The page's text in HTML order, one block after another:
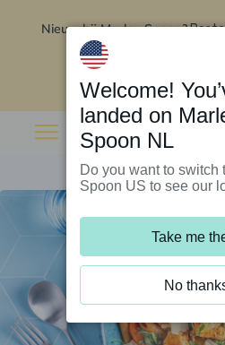
Nieuw bij Marley Spoon?
Welcome!
landed on
Spoon NL
Do you want to switch
Spoon US to see our
Take me
No